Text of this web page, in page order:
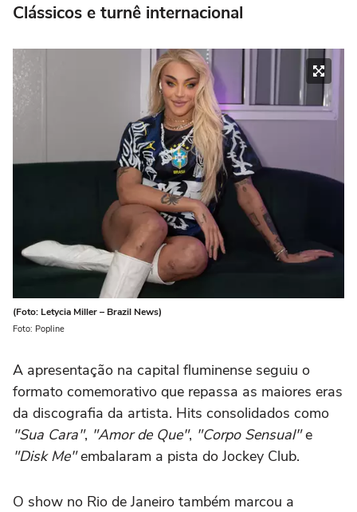
Clássicos e turnê internacional
(Foto: Letycia Miller – Brazil News)
Foto: Popline
A apresentação na capital fluminense seguiu o
formato comemorativo que repassa as maiores eras
da discografia da artista. Hits consolidados como
"Sua Cara", "Amor de Que", "Corpo Sensual"e
"Disk Me"embalaram a pista do Jockey Club.
O show no Rio de Janeiro também marcou a